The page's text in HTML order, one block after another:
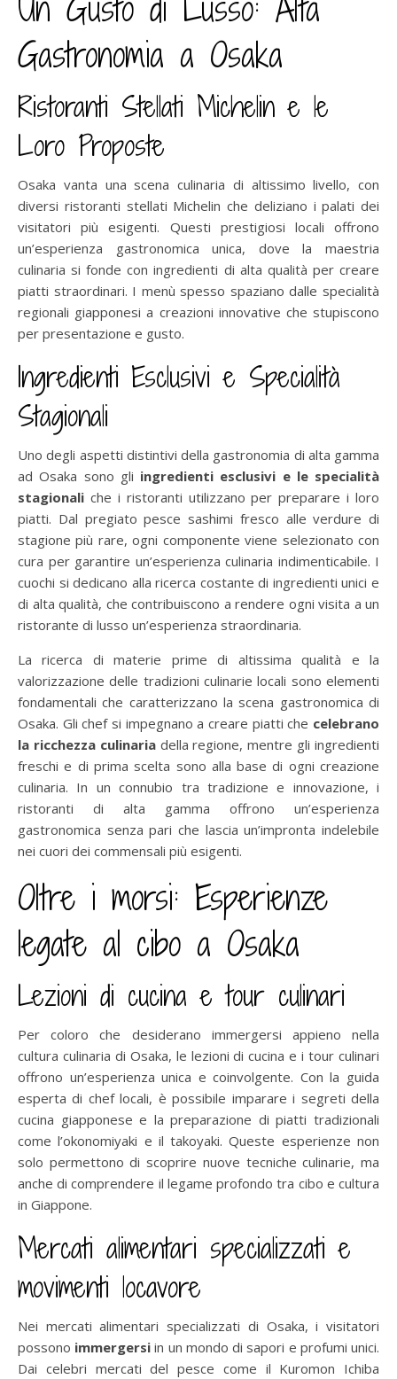
Gastronomia a Osaka
Ristoranti Stellati Michelin e le
Loro Proposte
Osaka vanta una scena culinaria di altissimo livello, con
diversi ristoranti stellati Michelin che deliziano i palati dei
visitatori più esigenti. Questi prestigiosi locali offrono
un’esperienza gastronomica unica, dove la maestria
culinaria si fonde con ingredienti di alta qualità per creare
piatti straordinari. I menù spesso spaziano dalle specialità
regionali giapponesi a creazioni innovative che stupiscono
per presentazione e gusto.
Ingredienti Esclusivi e Specialità
Stagionali
Uno degli aspetti distintivi della gastronomia di alta gamma
ad Osaka sono gli ingredienti esclusivi e le specialità
stagionali che i ristoranti utilizzano per preparare i loro
piatti. Dal pregiato pesce sashimi fresco alle verdure di
stagione più rare, ogni componente viene selezionato con
cura per garantire un’esperienza culinaria indimenticabile. I
cuochi si dedicano alla ricerca costante di ingredienti unici e
di alta qualità, che contribuiscono a rendere ogni visita a un
ristorante di lusso un’esperienza straordinaria.
La ricerca di materie prime di altissima qualità e la
valorizzazione delle tradizioni culinarie locali sono elementi
fondamentali che caratterizzano la scena gastronomica di
Osaka. Gli chef si impegnano a creare piatti che celebrano
la ricchezza culinariadella regione, mentre gli ingredienti
freschi e di prima scelta sono alla base di ogni creazione
culinaria. In un connubio tra tradizione e innovazione, i
ristoranti di alta gamma offrono un’esperienza
gastronomica senza pari che lascia un’impronta indelebile
nei cuori dei commensali più esigenti.
Oltre i morsi: Esperienze
legate al cibo a Osaka
Lezioni di cucina e tour culinari
Per coloro che desiderano immergersi appieno nella
cultura culinaria di Osaka, le lezioni di cucina e i tour culinari
offrono un’esperienza unica e coinvolgente. Con la guida
esperta di chef locali, è possibile imparare i segreti della
cucina giapponese e la preparazione di piatti tradizionali
come l’okonomiyaki e il takoyaki. Queste esperienze non
solo permettono di scoprire nuove tecniche culinarie, ma
anche di comprendere il legame profondo tra cibo e cultura
in Giappone.
Mercati alimentari specializzati e
movimenti locavore
Nei mercati alimentari specializzati di Osaka, i visitatori
possono immergersi in un mondo di sapori e profumi unici.
Dai celebri mercati del pesce come il Kuromon Ichiba